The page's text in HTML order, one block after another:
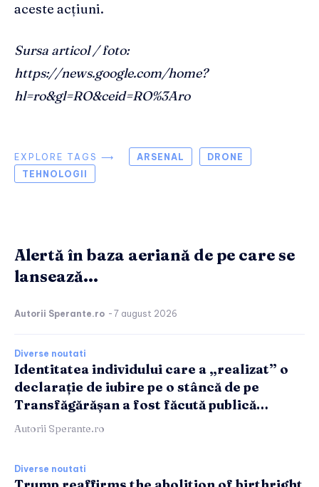
aceste acțiuni.
Sursa articol / foto:
https://news.google.com/home?
hl=ro&gl=RO&ceid=RO%3Aro
EXPLORE TAGS ⟶ ARSENAL
DRONE
TEHNOLOGII
Alertă în baza aeriană de pe care se
lansează...
Autorii Sperante.ro - 7 august 2026
Diverse noutati
Identitatea individului care a „realizat” o
declarație de iubire pe o stâncă de pe
Transfăgărășan a fost făcută publică…
Autorii Sperante.ro
Diverse noutati